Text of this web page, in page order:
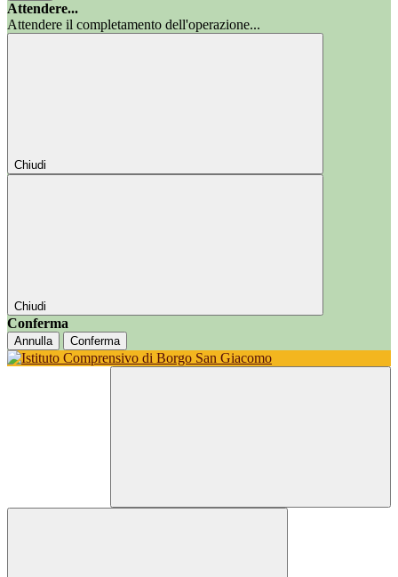
Attendere...
Attendere il completamento dell'operazione...
Chiudi
Chiudi
Conferma
Annulla Conferma